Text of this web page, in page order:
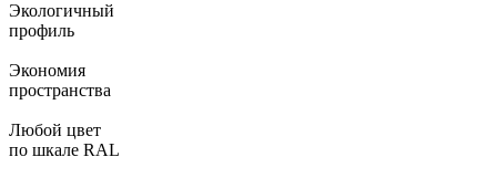
Экологичный
профиль
Экономия
пространства
Любой цвет
по шкале RAL